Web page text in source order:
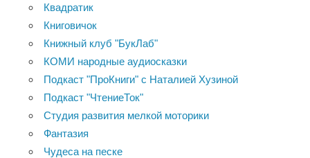
Квадратик
Книговичок
Книжный клуб "БукЛаб"
КОМИ народные аудиосказки
Подкаст "ПроКниги" с Наталией Хузиной
Подкаст "ЧтениеТок"
Студия развития мелкой моторики
Фантазия
Чудеса на песке